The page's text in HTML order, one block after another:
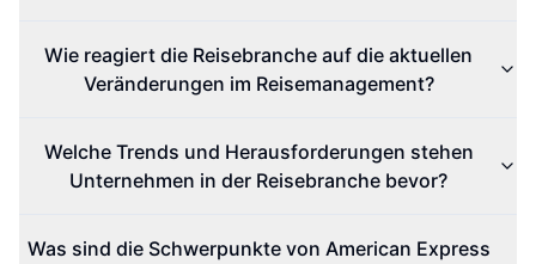
Wie reagiert die Reisebranche auf die aktuellen
Veränderungen im Reisemanagement?
Welche Trends und Herausforderungen stehen
Unternehmen in der Reisebranche bevor?
Was sind die Schwerpunkte von American Express